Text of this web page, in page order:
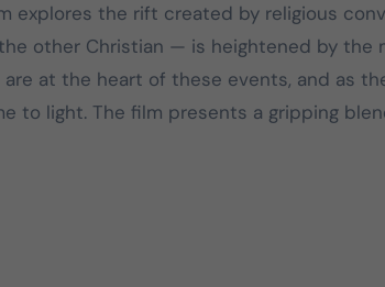
explores the rift created by religious
other Christian — is heightened by the
are at the heart of these events, and as
to light. The film presents a gripping
என்னோடு பயணிக்கும்
என் தொண்டர்களின்
உணர்வுகளை
மதிக்கிறேன்.